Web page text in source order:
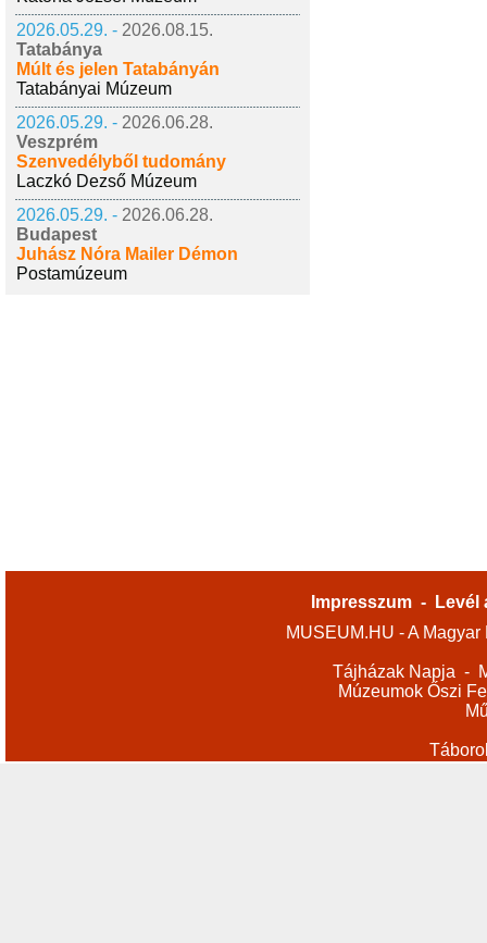
2026.05.29. - 2026.08.15.
Tatabánya
Múlt és jelen Tatabányán
Tatabányai Múzeum
2026.05.29. - 2026.06.28.
Veszprém
Szenvedélyből tudomány
Laczkó Dezső Múzeum
2026.05.29. - 2026.06.28.
Budapest
Juhász Nóra Mailer Démon
Postamúzeum
Impresszum -
Levél
MUSEUM.HU - A
Tájházak Napja -
Múzeumok Őszi